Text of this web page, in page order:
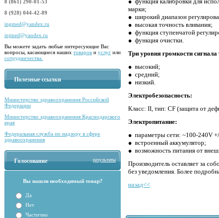
8 (861) 290-01-53
8 (928) 044-42-89
ingmed@yandex.ru
injmed@yandex.ru
Вы можете задать любые интересующие Вас
вопросы, касающиеся наших товаров и услуг или
сотрудничества.
Полезные ссылки
Министерство здравоохранения Российской
Федерации
Министерство здравоохранения Краснодарского
края
Федеральная служба по надзору в сфере
здравоохранения
Голосование результаты
Вы нашли необходимый товар?
Да
Нет
Частично
марки;
● широкий диапазон
● высокая точность вливания;
● функция ступенчатой
● функция очистки.
Три уровня громкости сигнала
● высокий;
● средний;
● низкий.
Электробезопасность:
Класс: II, тип: CF (защита от
Электропитание:
● параметры сети: ~100-240V
● встроенный аккумулятор;
● возможность питания от
Производитель оставляет за
без уведомления. Более
назад<<